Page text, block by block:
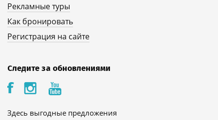
Рекламные туры
Как бронировать
Регистрация на сайте
Следите за обновлениями
Здесь выгодные предложения